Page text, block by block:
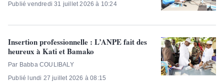
Publié vendredi 31 juillet 2026 à 10:24
Insertion professionnelle : L’ANPE fait des
heureux à Kati et Bamako
Par Babba COULIBALY
Publié lundi 27 juillet 2026 à 08:15